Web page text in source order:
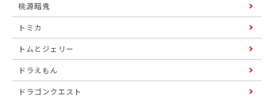
桃源暗鬼
トミカ
トムとジェリー
ドラえもん
ドラゴンクエスト